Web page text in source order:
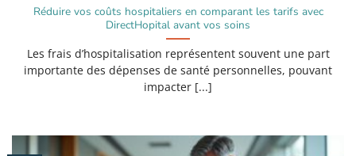
Réduire vos coûts hospitaliers en comparant les tarifs avec
DirectHopital avant vos soins
Les frais d’hospitalisation représentent souvent une part
importante des dépenses de santé personnelles, pouvant
impacter [...]